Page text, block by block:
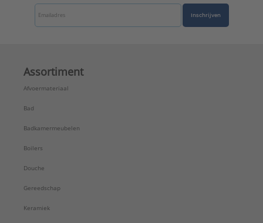
Inschrijven
Assortiment
Afvoermateriaal
Bad
Badkamermeubelen
Boilers
Douche
Gereedschap
Keramiek